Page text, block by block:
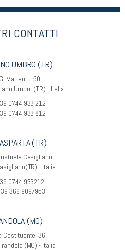
CONTATTI
UMBRO (TR)
Matteotti, 50
Umbro (TR) - Italia
0744 933 212
0744 933 812
(TR)
Casigliano
- Italia
0744 933212
366 9097953
(MO)
Costituente, 36
(MO) - Italia